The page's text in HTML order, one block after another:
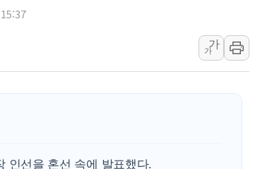
오세훈 "용산공원 주택 검토, 민주당 스스로 원칙 뒤집는 것"
충북 주말 무더위 지속…청주·진천 35도, 곳곳 소나기
가
가
인선을 혼선 속에 발표했다.